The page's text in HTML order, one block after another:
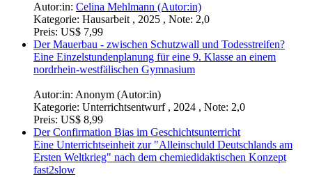
Autor:in: Celina Mehlmann (Autor:in)
Kategorie: Hausarbeit , 2025 , Note: 2,0
Preis: US$ 7,99
Der Mauerbau - zwischen Schutzwall und Todesstreifen?
Eine Einzelstundenplanung für eine 9. Klasse an einem
nordrhein-westfälischen Gymnasium
Autor:in: Anonym (Autor:in)
Kategorie: Unterrichtsentwurf , 2024 , Note: 2,0
Preis: US$ 8,99
Der Confirmation Bias im Geschichtsunterricht
Eine Unterrichtseinheit zur "Alleinschuld Deutschlands am
Ersten Weltkrieg" nach dem chemiedidaktischen Konzept
fast2slow